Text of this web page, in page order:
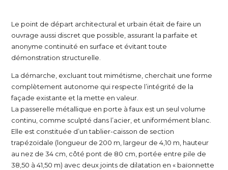
Le point de départ architectural et urbain était de faire un
ouvrage aussi discret que possible, assurant la parfaite et
anonyme continuité en surface et évitant toute
démonstration structurelle.
La démarche, excluant tout mimétisme, cherchait une forme
complètement autonome qui respecte l’intégrité de la
façade existante et la mette en valeur.
La passerelle métallique en porte à faux est un seul volume
continu, comme sculpté dans l’acier, et uniformément blanc.
Elle est constituée d’un tablier-caisson de section
trapézoïdale (longueur de 200 m, largeur de 4,10 m, hauteur
au nez de 34 cm, côté pont de 80 cm, portée entre pile de
38,50 à 41,50 m) avec deux joints de dilatation en « baïonnette